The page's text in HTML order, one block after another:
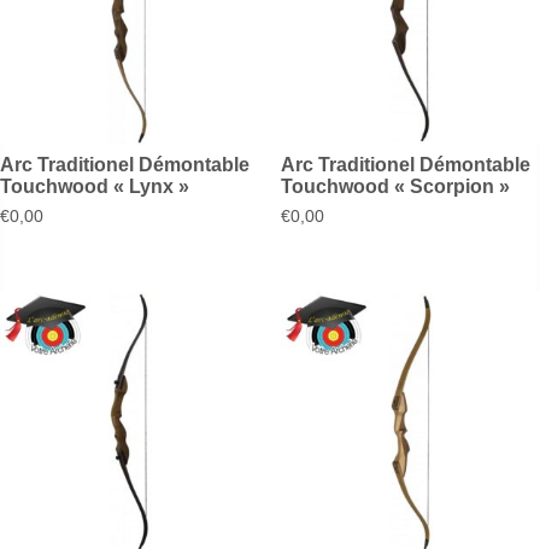
Arc Traditionel Démontable
Touchwood « Lynx »
€0,00
Arc Traditionel Démontable
Touchwood « Scorpion »
€0,00